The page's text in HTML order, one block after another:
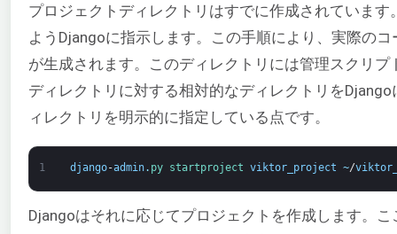
プロジェクトディレクトリはすでに作成されていま
ようDjangoに指示します。この手順により、実際の
が生成されます。このディレクトリには管理スクリ
ディレクトリに対する相対的なディレクトリを
ィレクトリを明示的に指定している点です。
1 django-admin. py startproject viktor_project ~/
Djangoはそれに応じてプロジェクトを作成します。